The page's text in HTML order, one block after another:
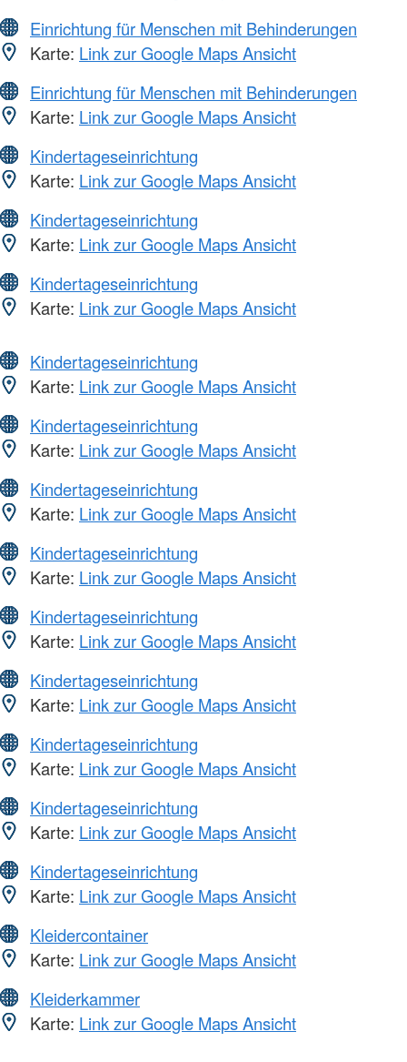
Einrichtung für Menschen mit Behinderungen
Karte: Link zur Google Maps Ansicht
Einrichtung für Menschen mit Behinderungen
Karte: Link zur Google Maps Ansicht
Kindertageseinrichtung
Karte: Link zur Google Maps Ansicht
Kindertageseinrichtung
Karte: Link zur Google Maps Ansicht
Kindertageseinrichtung
Karte: Link zur Google Maps Ansicht
Kindertageseinrichtung
Karte: Link zur Google Maps Ansicht
Kindertageseinrichtung
Karte: Link zur Google Maps Ansicht
Kindertageseinrichtung
Karte: Link zur Google Maps Ansicht
Kindertageseinrichtung
Karte: Link zur Google Maps Ansicht
Kindertageseinrichtung
Karte: Link zur Google Maps Ansicht
Kindertageseinrichtung
Karte: Link zur Google Maps Ansicht
Kindertageseinrichtung
Karte: Link zur Google Maps Ansicht
Kindertageseinrichtung
Karte: Link zur Google Maps Ansicht
Kindertageseinrichtung
Karte: Link zur Google Maps Ansicht
Kleidercontainer
Karte: Link zur Google Maps Ansicht
Kleiderkammer
Karte: Link zur Google Maps Ansicht